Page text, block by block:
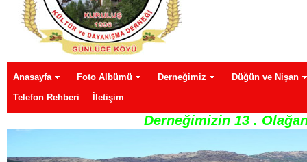
Anasayfa Foto Albümü Derneğimiz
Düğün ve Nişan
Telefon Rehberi
İletişim
Derneğimizin 13 .